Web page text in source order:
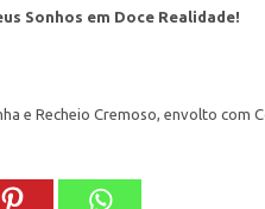
Sonhos em Doce Realidade!
e Recheio Cremoso, envolto com